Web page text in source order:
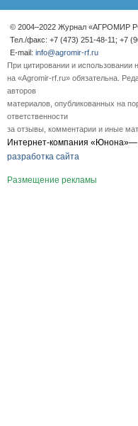
© 2004–2022 Журнал «АГРОМИР
Тел./факс: +7 (473) 251-48-11; +7
E-mail: info@agromir-rf.ru
При цитировании и использовании
на «Agromir-rf.ru» обязательна.
авторов
материалов, опубликованных на
ответственности
за отзывы, комментарии и иные
Интернет-компания «Юнона»—
разработка сайта
Размещение рекламы